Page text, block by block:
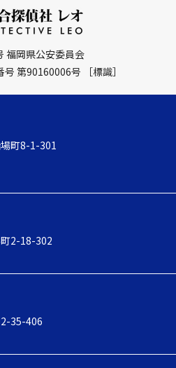
福岡県公安委員会
号 第90160006号
［標識］
町8-1-301
2-18-302
35-406